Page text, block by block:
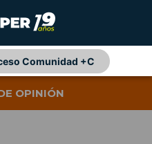
Comunidad +C
OPINIÓN